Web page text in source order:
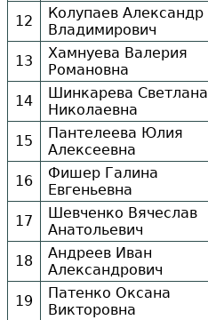
12
Колупаев Александр
Владимирович
13
Хамнуева Валерия
Романовна
14
Шинкарева Светлана
Николаевна
15
Пантелеева Юлия
Алексеевна
16
Фишер Галина
Евгеньевна
17
Шевченко Вячеслав
Анатольевич
18
Андреев Иван
Александрович
19
Патенко Оксана
Викторовна